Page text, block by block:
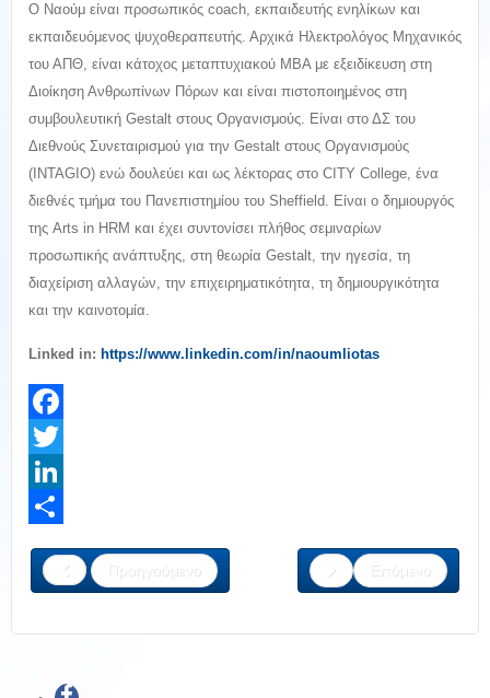
Ο Ναούμ είναι προσωπικός coach, εκπαιδευτής ενηλίκων και
εκπαιδευόμενος ψυχοθεραπευτής. Αρχικά Ηλεκτρολόγος Μηχανικός
του ΑΠΘ, είναι κάτοχος μεταπτυχιακού MBA με εξειδίκευση στη
Διοίκηση Ανθρωπίνων Πόρων και είναι πιστοποιημένος στη
συμβουλευτική Gestalt στους Οργανισμούς. Είναι στο ΔΣ του
Διεθνούς Συνεταιρισμού για την Gestalt στους Οργανισμούς
(INTAGIO) ενώ δουλεύει και ως λέκτορας στο CITY College, ένα
διεθνές τμήμα του Πανεπιστημίου του Sheffield. Είναι ο δημιουργός
της Arts in HRM και έχει συντονίσει πλήθος σεμιναρίων
προσωπικής ανάπτυξης, στη θεωρία Gestalt, την ηγεσία, τη
διαχείριση αλλαγών, την επιχειρηματικότητα, τη δημιουργικότητα
και την καινοτομία.
Linked in: https://www.linkedin.com/in/naoumliotas
Facebook
Twitter
LinkedIn
Προηγούμενο
Επόμενο